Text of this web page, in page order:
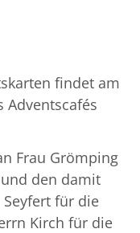
findet am
Adventscafés
Frau Grömping
den damit
für die
Kirch für die